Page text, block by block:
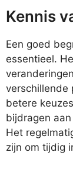
Kennis
Een goed
essentieel.
verschillende
betere
bijdragen
Het
zijn om tijdig